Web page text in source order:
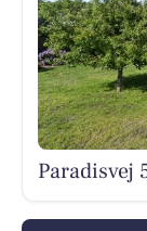
Paradisvej